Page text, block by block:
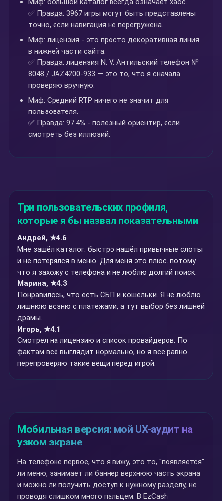
Миф: большой каталог всегда означает хаос.
✅ Правда: 3967 игры могут быть представлены
точно, если навигация не перегружена.
Миф: лицензия - это просто декоративная линия
в нижней части сайта.
✅ Правда: лицензия N. V. Антильский телефон №
8048 / JAZ4200-933 — это то, что я сначала
проверяю вручную.
Миф: Средний RTP ничего не значит для
пользователя.
✅ Правда: 97.4% - полезный ориентир, если
смотреть без иллюзий.
Три пользовательских профиля,
которые я бы назвал показательными
Андрей, ★4.6
Мне зашёл каталог: быстро нашёл привычные слоты
и не потерялся в меню. Для меня это плюс, потому
что я захожу с телефона и не люблю долгий поиск.
Марина, ★4.3
Понравилось, что есть СБП и кошельки. Я не люблю
лишнюю возню с платежами, а тут выбор без лишней
драмы.
Игорь, ★4.1
Смотрел на лицензию и список провайдеров. По
фактам всё выглядит нормально, но я всё равно
перепроверяю такие вещи перед игрой.
Мобильная версия: мой UX-аудит на
узком экране
На телефоне первое, что я вижу, это то, "появляется"
ли меню, занимает ли баннер верхнюю часть экрана
и можно ли получить доступ к нужному разделу, не
проводя слишком много пальцем. В EzCash